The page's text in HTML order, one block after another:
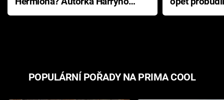
Pottera přišla s ráznou
přichází s
POPULÁRNÍ POŘADY NA PRIMA COOL